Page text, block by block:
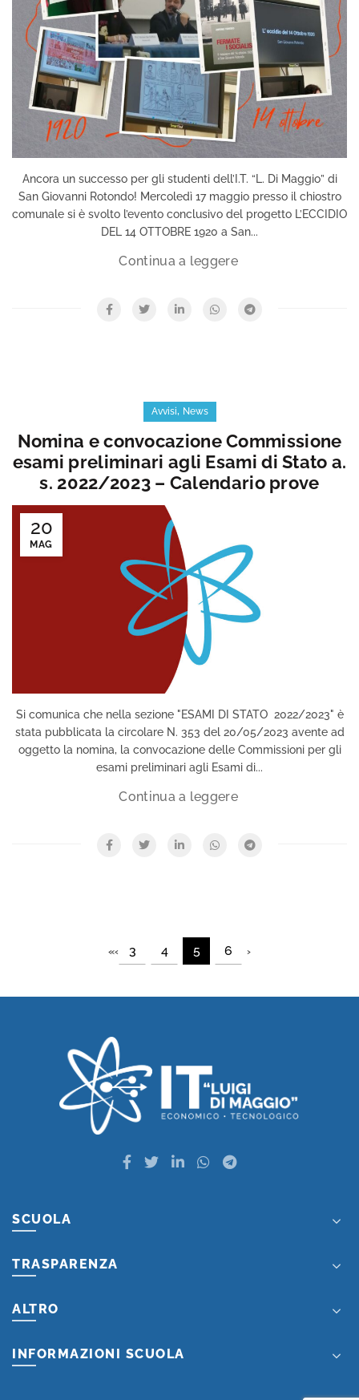
Ancora un successo per gli studenti dell’I.T. “L. Di Maggio” di
San Giovanni Rotondo! Mercoledì 17 maggio presso il chiostro
comunale si è svolto l’evento conclusivo del progetto L’ECCIDIO
DEL 14 OTTOBRE 1920 a San...
Avvisi, News
Nomina e convocazione Commissione
esami preliminari agli Esami di Stato a.
s. 2022/2023 – Calendario prove
20
MAG
Si comunica che nella sezione "ESAMI DI STATO 2022/2023" è
stata pubblicata la circolare N. 353 del 20/05/2023 avente ad
oggetto la nomina, la convocazione delle Commissioni per gli
esami preliminari agli Esami di...
«‹ 3 4 5 6 ›
SCUOLA
TRASPARENZA
ALTRO
INFORMAZIONI SCUOLA